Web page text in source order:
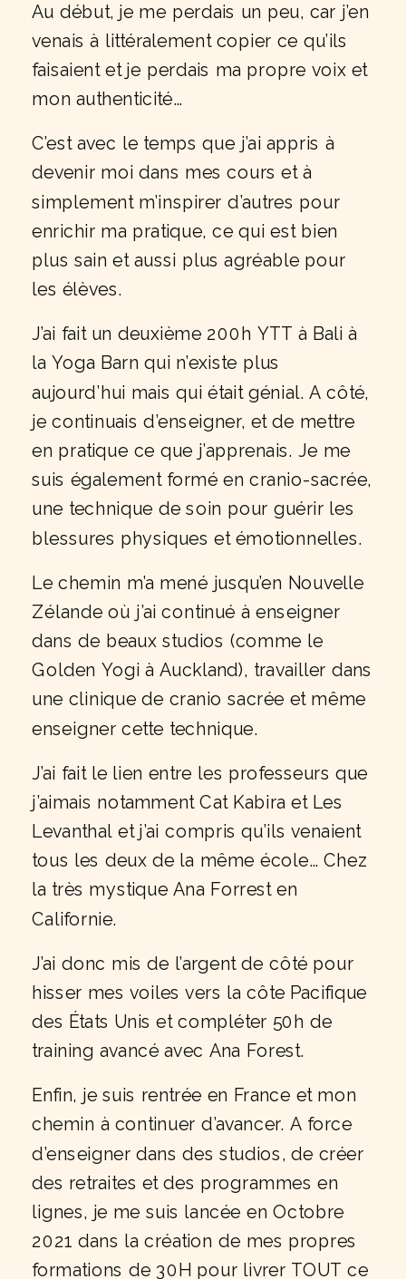
Au début, je me perdais un peu, car j’en
venais à littéralement copier ce qu’ils
faisaient et je perdais ma propre voix et
mon authenticité…
C’est avec le temps que j’ai appris à
devenir moi dans mes cours et à
simplement m’inspirer d’autres pour
enrichir ma pratique, ce qui est bien
plus sain et aussi plus agréable pour
les élèves.
J’ai fait un deuxième 200h YTT à Bali à
la Yoga Barn qui n’existe plus
aujourd’hui mais qui était génial. A côté,
je continuais d’enseigner, et de mettre
en pratique ce que j’apprenais. Je me
suis également formé en cranio-sacrée,
une technique de soin pour guérir les
blessures physiques et émotionnelles.
Le chemin m’a mené jusqu’en Nouvelle
Zélande où j’ai continué à enseigner
dans de beaux studios (comme le
Golden Yogi à Auckland), travailler dans
une clinique de cranio sacrée et même
enseigner cette technique.
J’ai fait le lien entre les professeurs que
j’aimais notamment Cat Kabira et Les
Levanthal et j’ai compris qu’ils venaient
tous les deux de la même école… Chez
la très mystique Ana Forrest en
Californie.
J’ai donc mis de l’argent de côté pour
hisser mes voiles vers la côte Pacifique
des États Unis et compléter 50h de
training avancé avec Ana Forest.
Enfin, je suis rentrée en France et mon
chemin à continuer d’avancer. A force
d’enseigner dans des studios, de créer
des retraites et des programmes en
lignes, je me suis lancée en Octobre
2021 dans la création de mes propres
formations de 30H pour livrer TOUT ce